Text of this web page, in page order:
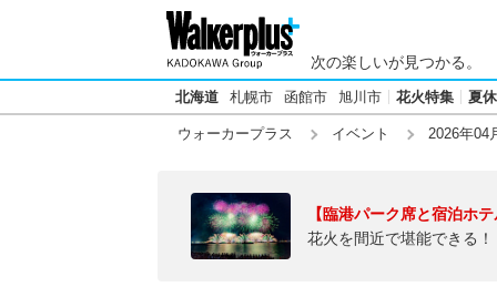
次の楽しいが見つかる。
北海道 札幌市 函館市 旭川市 花火特集 夏
ウォーカープラス イベント 2026年04
【臨港パーク席と宿泊ホ
花火を間近で堪能できる